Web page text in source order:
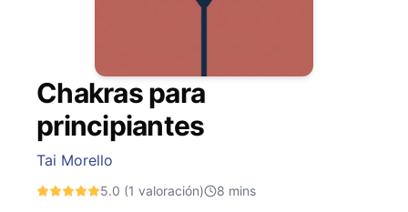
Chakras para
principiantes
Tai Morello
5.0 (1 valoración) 8 mins